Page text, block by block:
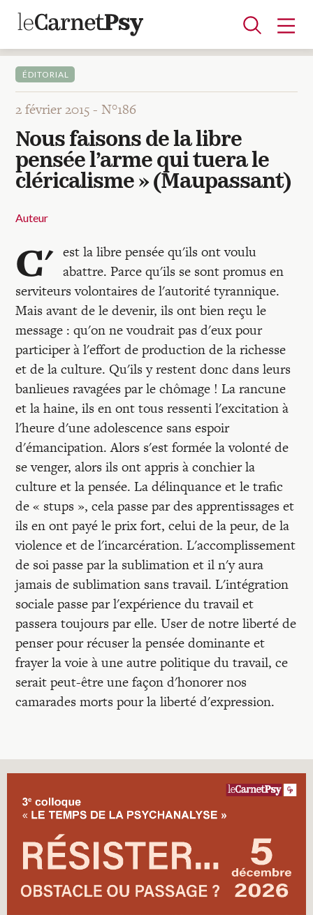
Articles
A la une
Adolescence
Dispositif
Enfance
Périnatalité
Psychanalyse
Psychopathologie
Soin
Dossiers
Auteurs
Blocs-notes
Recherches
Entretiens
Revues
Colloque
Mon panier
Mon compte
ÉDITORIAL
2 février 2015 -N°186
Nous faisons de la libre
pensée l’arme qui tuera le
cléricalisme » (Maupassant)
Auteur
C' est la libre pensée qu'ils ont voulu
abattre. Parce qu'ils se sont promus en
serviteurs volontaires de l'autorité tyrannique.
Mais avant de le devenir, ils ont bien reçu le
message : qu'on ne voudrait pas d'eux pour
participer à l'effort de production de la richesse
et de la culture. Qu'ils y restent donc dans leurs
banlieues ravagées par le chômage ! La rancune
et la haine, ils en ont tous ressenti l'excitation à
l'heure d'une adolescence sans espoir
d'émancipation. Alors s'est formée la volonté de
se venger, alors ils ont appris à conchier la
culture et la pensée. La délinquance et le trafic
de « stups », cela passe par des apprentissages et
ils en ont payé le prix fort, celui de la peur, de la
violence et de l'incarcération. L'accomplissement
de soi passe par la sublimation et il n'y aura
jamais de sublimation sans travail. L'intégration
sociale passe par l'expérience du travail et
passera toujours par elle. User de notre liberté de
penser pour récuser la pensée dominante et
frayer la voie à une autre politique du travail, ce
serait peut-être une façon d'honorer nos
camarades morts pour la liberté d'expression.